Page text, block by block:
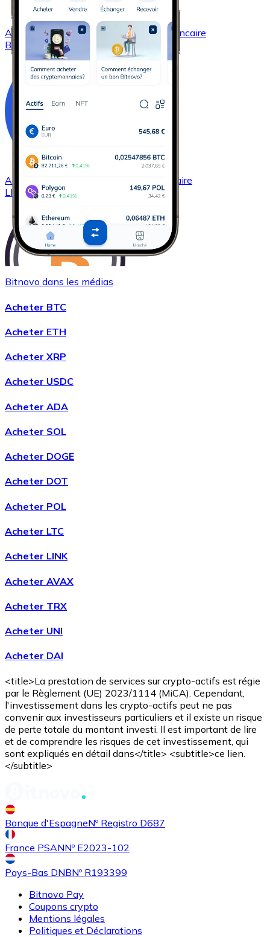
Acheter Bitcoin Cash avec virement bancaire
BCH
Acheter
avec virement bancaire
LINK
AcheterWrapped Bitcoin
WBTC
Acheter Avalanche
AVAX
SHIB
AcheterUniswap
AcheterEthereum Classic
ETC
Bitnovo dans les médias
Acheter BTC
Acheter ETH
Acheter XRP
Acheter USDC
Acheter ADA
Acheter SOL
Acheter DOGE
Acheter DOT
Acheter POL
Acheter LTC
Acheter LINK
Acheter AVAX
Acheter TRX
Acheter UNI
Acheter DAI
<title>La prestation de services sur crypto-actifs est régie
par le Règlement (UE) 2023/1114 (MiCA). Cependant,
l'investissement dans les crypto-actifs peut ne pas
convenir aux investisseurs particuliers et il existe un risque
de perte totale du montant investi. Il est important de lire
et de comprendre les risques de cet investissement, qui
sont expliqués en détail dans</title> <subtitle>ce lien.
</subtitle>
Banque d'EspagneNº Registro D687
France PSANNº E2023-102
Pays-Bas DNBNº R193399
Bitnovo Pay
Coupons crypto
Mentions légales
Politiques et Déclarations